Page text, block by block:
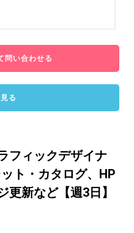
問い合わせる
る
フィックデザイナ
ト・カタログ、HP
更新など【週3日】